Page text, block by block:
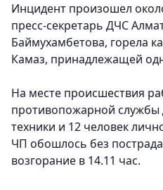
Инцидент произошел
пресс-секретарь ДЧС
Баймухамбетова, горела
Камаз, принадлежащей
На месте происшествия
противопожарной
техники и 12 человек
ЧП обошлось без
возгорание в 14.11 час.